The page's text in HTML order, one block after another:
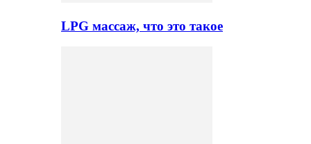
LPG массаж, что это такое